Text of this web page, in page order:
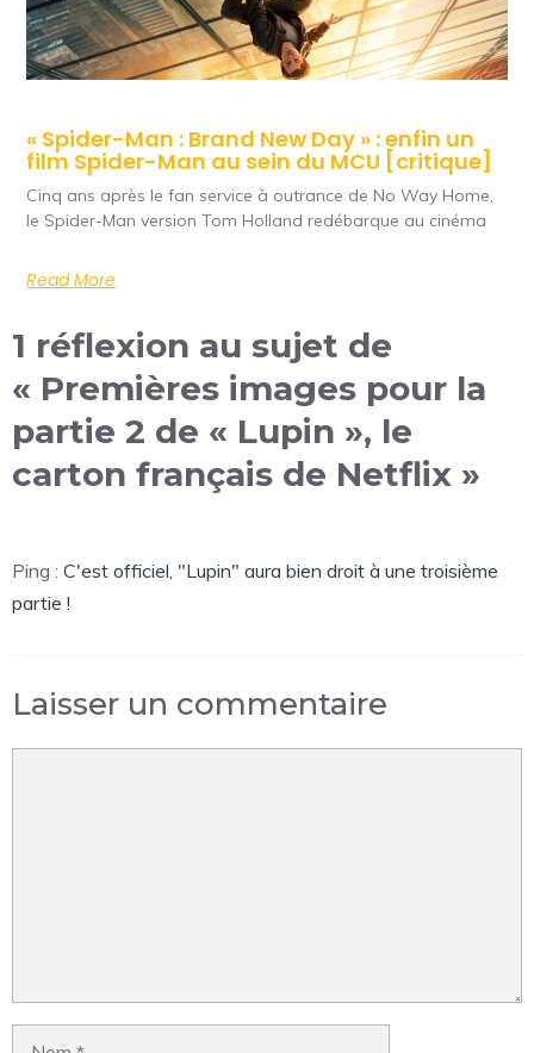
« Spider-Man : Brand New Day » : enfin un
film Spider-Man au sein du MCU [critique]
Cinq ans après le fan service à outrance de No Way Home,
le Spider-Man version Tom Holland redébarque au cinéma
Read More
1 réflexion au sujet de
« Premières images pour la
partie 2 de « Lupin », le
carton français de Netflix »
Ping : C'est officiel, "Lupin" aura bien droit à une troisième
partie !
Laisser un commentaire